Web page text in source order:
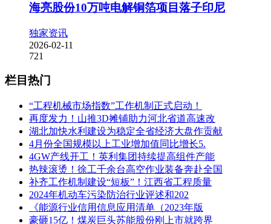
海亮股份10万吨电解铜箔项目落子印尼
独家资讯
2026-02-11
721
栏目热门
“工程机械市场指数”工作机制正式启动！
再度发力！山推3D摊铺助力河北省道高速改
湖北加快水利建设为稳定全省经济大盘作贡献
4月份全国规模以上工业增加值同比增长5.
4GW产线开工！英利集团持续提高组件产能
热辣滚烫！徐工千余台高空作业装备奔赴全国
补齐工作机制建设“短板”！江西省工程质量
2024年机动车污染防治行业评述和202
《能源行业信用信息应用清单（2023年版
豪砸15亿！煤炭巨头苏能股份刚上市就跨界